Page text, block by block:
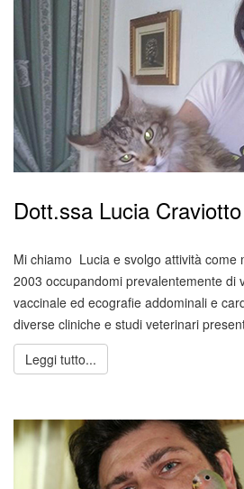
Dott.ssa Lucia Craviotto
Mi chiamo Lucia e svolgo attività come
2003 occupandomi prevalentemente di
vaccinale ed ecografie addominali e
diverse cliniche e studi veterinari
Leggi tutto...